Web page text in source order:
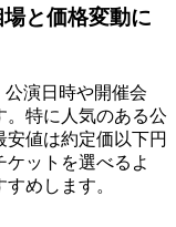
と価格変動に
演日時や開催会
。特に人気のある公
値は約定価以下円
ットを選べるよ
めします。